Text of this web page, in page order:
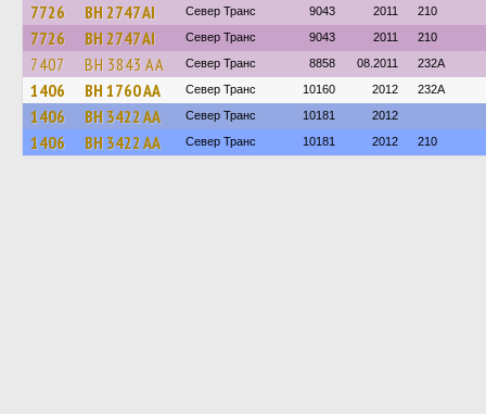
7726 BH 2747 AI Север Транс 9043 2011 210
7726 BH 2747 AI Север Транс 9043 2011 210
7407 BH 3843 AA Север Транс 8858 08.2011 232А
1406 BH 1760 AA Север Транс 10160 2012 232А
1406 BH 3422 AA Север Транс 10181 2012
1406 BH 3422 AA Север Транс 10181 2012 210